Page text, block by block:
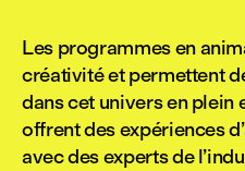
Les programmes en
créativité et permettent
dans cet univers en plein
offrent des expériences
avec des experts de